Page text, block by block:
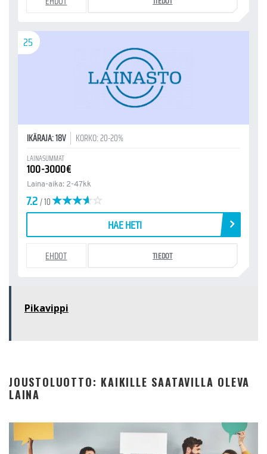
25
IKÄRAJA: 18V KORKO: 20-20%
LAINASUMMAT
100-3000€
Laina-aika: 2-47kk
7.2/ 10
HAE HETI
EHDOT TIEDOT
Pikavippi
JOUSTOLUOTTO: KAIKILLE SAATAVILLA OLEVA
LAINA